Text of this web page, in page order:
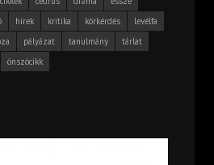
hírek kritika körkérdés
levélfa
pályázat tanulmány
tárlat
önszócikk